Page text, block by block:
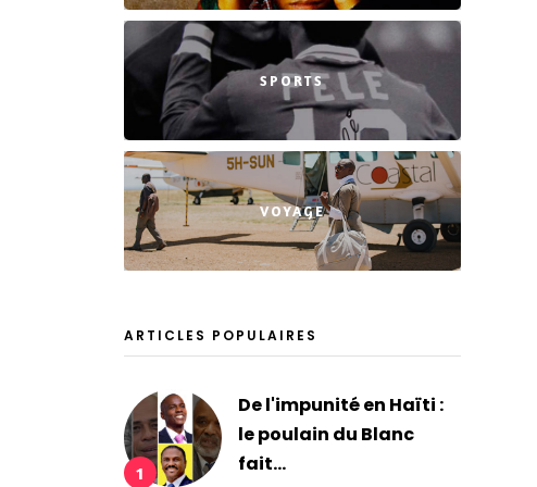
SPORTS
VOYAGE
ARTICLES POPULAIRES
1
De l'impunité en Haïti :
le poulain du Blanc
fait...